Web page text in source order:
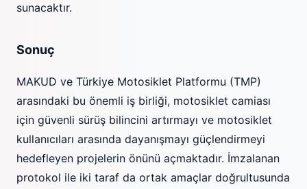
sunacaktır.
Sonuç
MAKUD ve Türkiye Motosiklet Platformu (TMP)
arasındaki bu önemli iş birliği, motosiklet camiası
için güvenli sürüş bilincini artırmayı ve motosiklet
kullanıcıları arasında dayanışmayı güçlendirmeyi
hedefleyen projelerin önünü açmaktadır. İmzalanan
protokol ile iki taraf da ortak amaçlar doğrultusunda